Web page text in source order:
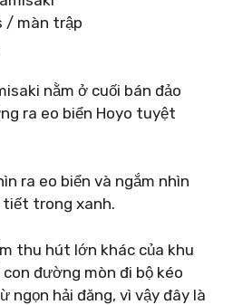
/ màn trập
nằm ở cuối bán đảo
ra eo biển Hoyo tuyệt
ra eo biển và ngắm nhìn
tiết trong xanh.
thu hút lớn khác của khu
đường mòn đi bộ kéo
ngọn hải đăng, vì vậy đây là